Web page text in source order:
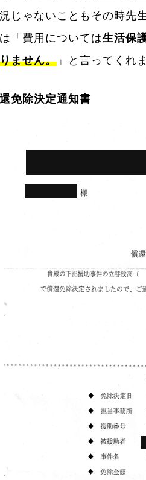
じゃないこともその時先
「費用については生活保
ません。 」と言ってくれ
免除決定通知書